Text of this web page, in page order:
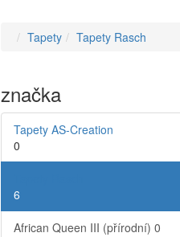
Tapety Tapety Rasch
značka
Tapety AS-Creation
0
6
African Queen III (přírodní) 0